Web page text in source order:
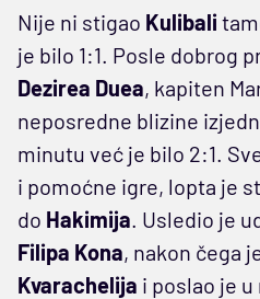
Nije ni stigao Kulibali
je bilo 1:1. Posle dobrog
Dezirea Duea, kapiten
neposredne blizine
minutu već je bilo 2:1.
i pomoćne igre, lopta je
do Hakimija. Usledio je
Filipa Kona, nakon čega
Kvarachelija i poslao je u